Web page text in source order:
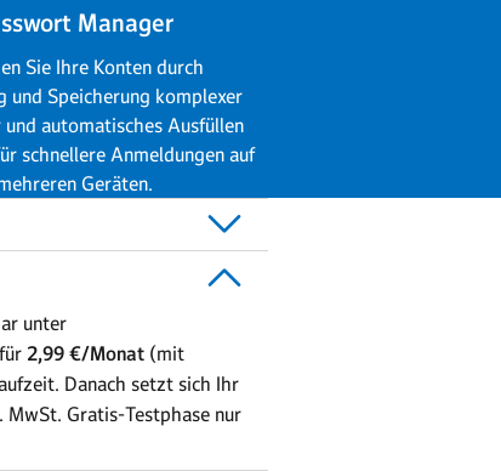
Manager
Sie Ihre Konten durch
und Speicherung komplexer
automatisches Ausfüllen
schnellere Anmeldungen auf
Geräten.
unter
2,99 €/Monat (mit
Danach setzt sich Ihr
Gratis-Testphase nur